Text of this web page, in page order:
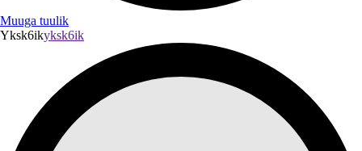
Muuga tuulik
Yksk6ikyksk6ik